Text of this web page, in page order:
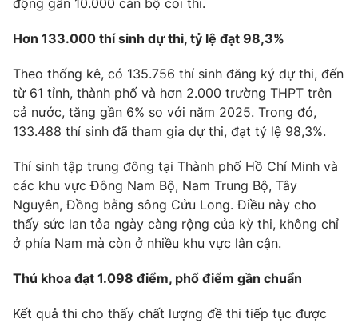
Video Shorts video
VTV Money VTV Thể thao
VTV Sức khoẻ Bất động sản
Thị trường 24h Tấm lòng Việt
VTV9
Hơn 133.000 thí sinh dự thi, tỷ lệ đạt 98,3%
Theo thống kê, có 135.756 thí sinh đăng ký dự thi, đến
từ 61 tỉnh, thành phố và hơn 2.000 trường THPT trên
cả nước, tăng gần 6% so với năm 2025. Trong đó,
133.488 thí sinh đã tham gia dự thi, đạt tỷ lệ 98,3%.
Thí sinh tập trung đông tại Thành phố Hồ Chí Minh và
các khu vực Đông Nam Bộ, Nam Trung Bộ, Tây
Nguyên, Đồng bằng sông Cửu Long. Điều này cho
thấy sức lan tỏa ngày càng rộng của kỳ thi, không chỉ
ở phía Nam mà còn ở nhiều khu vực lân cận.
Thủ khoa đạt 1.098 điểm, phổ điểm gần chuẩn
Kết quả thi cho thấy chất lượng đề thi tiếp tục được